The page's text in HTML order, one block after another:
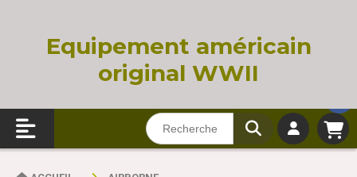
Equipement américain
original WWII